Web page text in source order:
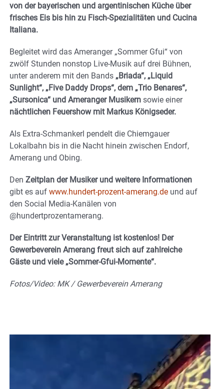
von der bayerischen und argentinischen Küche über
frisches Eis bis hin zu Fisch-Spezialitäten und Cucina
Italiana.
Begleitet wird das Ameranger „Sommer Gfui“ von
zwölf Stunden nonstop Live-Musik auf drei Bühnen,
unter anderem mit den Bands „Briada“, „Liquid
Sunlight“, „Five Daddy Drops“, dem „Trio Benares“,
„Sursonica“ und Ameranger Musikern sowie einer
nächtlichen Feuershow mit Markus Königseder.
Als Extra-Schmankerl pendelt die Chiemgauer
Lokalbahn bis in die Nacht hinein zwischen Endorf,
Amerang und Obing.
Den Zeitplan der Musiker und weitere Informationen
gibt es auf www.hundert-prozent-amerang.de und auf
den Social Media-Kanälen von
@hundertprozentamerang.
Der Eintritt zur Veranstaltung ist kostenlos! Der
Gewerbeverein Amerang freut sich auf zahlreiche
Gäste und viele „Sommer-Gfui-Momente“.
Fotos/Video: MK / Gewerbeverein Amerang